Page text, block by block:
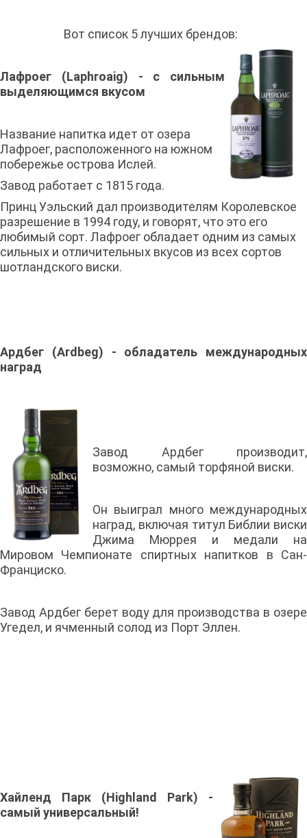
Вот список 5 лучших брендов:
Лафроег (Laphroaig) - с сильным
выделяющимся вкусом
Название напитка идет от озера
Лафроег, расположенного на южном
побережье острова Ислей.
Завод работает с 1815 года.
Принц Уэльский дал производителям Королевское
разрешение в 1994 году, и говорят, что это его
любимый сорт. Лафроег обладает одним из самых
сильных и отличительных вкусов из всех сортов
шотландского виски.
Ардбег (Ardbeg) - обладатель международных
наград
Завод Ардбег производит,
возможно, самый торфяной виски.
Он выиграл много международных
наград, включая титул Библии виски
Джима Мюррея и медали на
Мировом Чемпионате спиртных напитков в Сан-
Франциско.
Завод Ардбег берет воду для производства в озере
Угедел, и ячменный солод из Порт Эллен.
Хайленд Парк (Highland Park) -
самый универсальный!